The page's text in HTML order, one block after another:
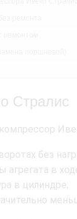
Стралис
без
агрегата в
в цилиндре;